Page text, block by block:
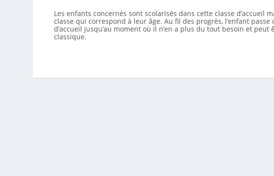
Les enfants concernés sont scolarisés dans cette classe d’accueil
classe qui correspond à leur âge. Au fil des progrès, l’enfant
d’accueil jusqu’au moment où il n’en a plus du tout besoin et
classique.